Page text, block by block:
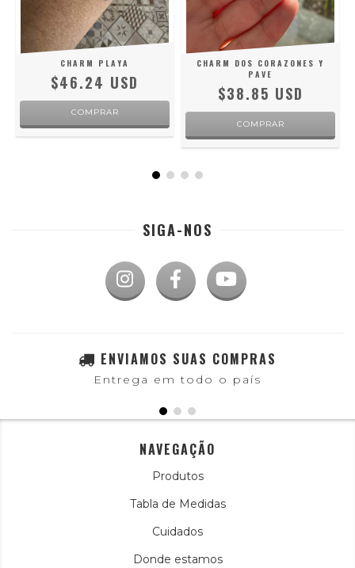
CHARM PLAYA
$46.24 USD
COMPRAR
CHARM DOS CORAZONES Y
PAVE
$38.85 USD
SIGA-NOS
ENVIAMOS SUAS COMPRAS
Entrega em todo o país
NAVEGAÇÃO
Produtos
Tabla de Medidas
Cuidados
Donde estamos